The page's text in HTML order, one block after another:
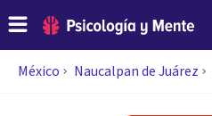
México Naucalpan de Juárez